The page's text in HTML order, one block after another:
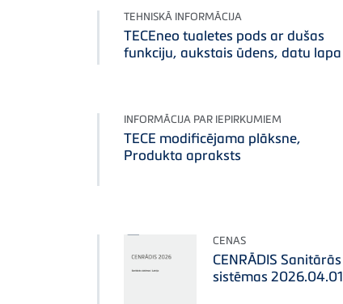
TEHNISKĀ INFORMĀCIJA
TECEneo tualetes pods ar dušas
funkciju, aukstais ūdens, datu lapa
INFORMĀCIJA PAR IEPIRKUMIEM
TECE modificējama plāksne,
Produkta apraksts
CENAS
CENRĀDIS Sanitārās
sistēmas 2026.04.01